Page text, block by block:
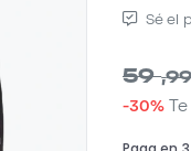
Sé el
59,
-30%